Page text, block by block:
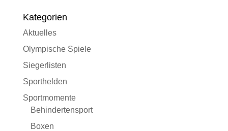
Kategorien
Aktuelles
Olympische Spiele
Siegerlisten
Sporthelden
Sportmomente
Behindertensport
Boxen